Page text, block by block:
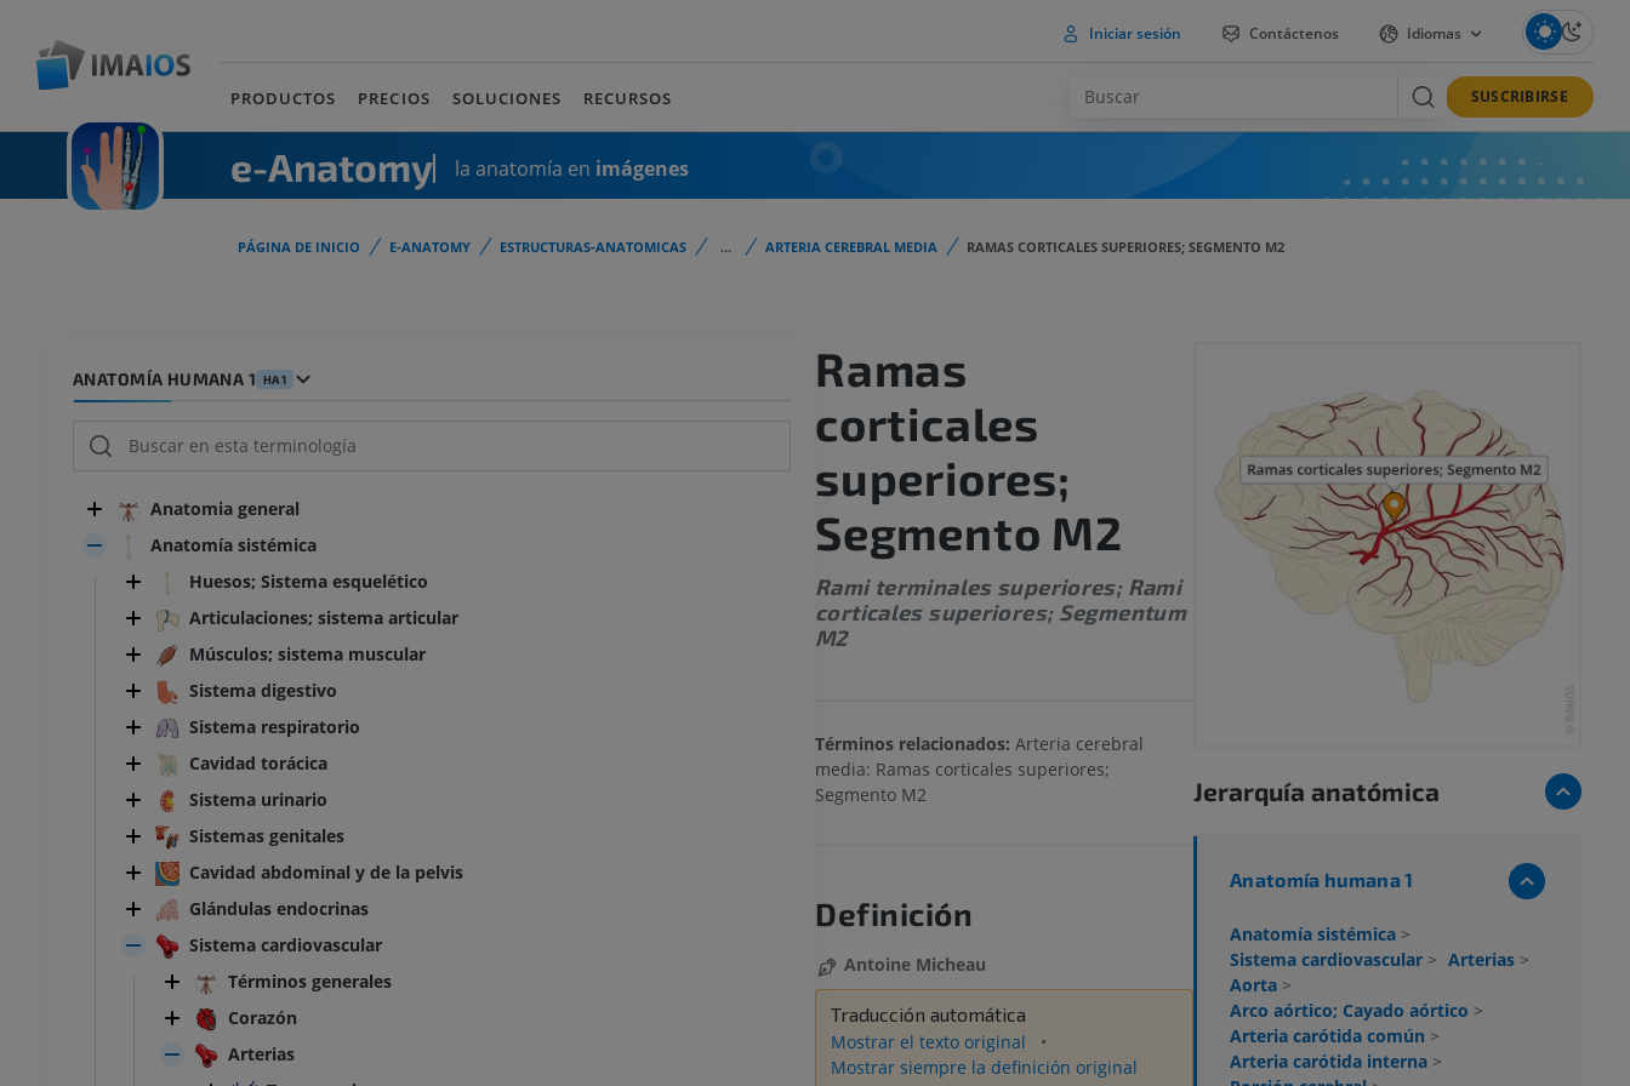
Iniciar sesión Contáctenos Idiomas
PRODUCTOS PRECIOS SOLUCIONES RECURSOS SUSCRIBIRSE
e-Anatomy la anatomía en imágenes
PÁGINA DE INICIO E-ANATOMY ESTRUCTURAS-ANATOMICAS ... ARTERIA CEREBRAL MEDIA RAMAS CORTICALES SUPERIORES; SEGMENTO M2
ANATOMÍA HUMANA 1 HA1
Anatomia general
Anatomía sistémica
Huesos; Sistema esquelético
Articulaciones; sistema articular
Músculos; sistema muscular
Sistema digestivo
Sistema respiratorio
Cavidad torácica
Sistema urinario
Sistemas genitales
Cavidad abdominal y de la pelvis
Glándulas endocrinas
Sistema cardiovascular
Términos generales
Corazón
Arterias
Ramas
corticales
superiores;
Segmento M2
Rami terminales superiores; Rami
corticales superiores; Segmentum
M2
Términos relacionados: Arteria cerebral
media: Ramas corticales superiores;
Segmento M2
Definición
Antoine Micheau
Traducción automática
Mostrar el texto original
Mostrar siempre la definición original
Jerarquía anatómica
Anatomía humana 1
Anatomía sistémica >
Sistema cardiovascular > Arterias >
Aorta >
Arco aórtico; Cayado aórtico >
Arteria carótida común >
Arteria carótida interna >